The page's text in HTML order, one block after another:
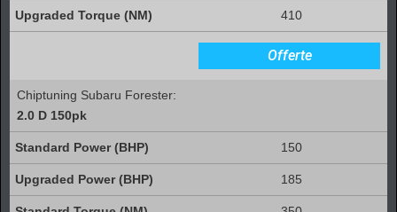
410
Offerte
Chiptuning Subaru Forester:
2.0 D 150pk
150
185